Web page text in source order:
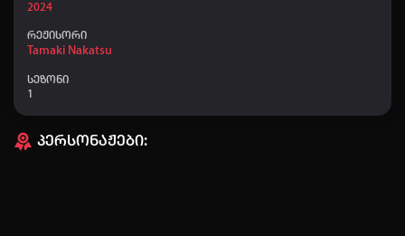
2024
რეჟისორი
Tamaki Nakatsu
სეზონი
1
პერსონაჟები: